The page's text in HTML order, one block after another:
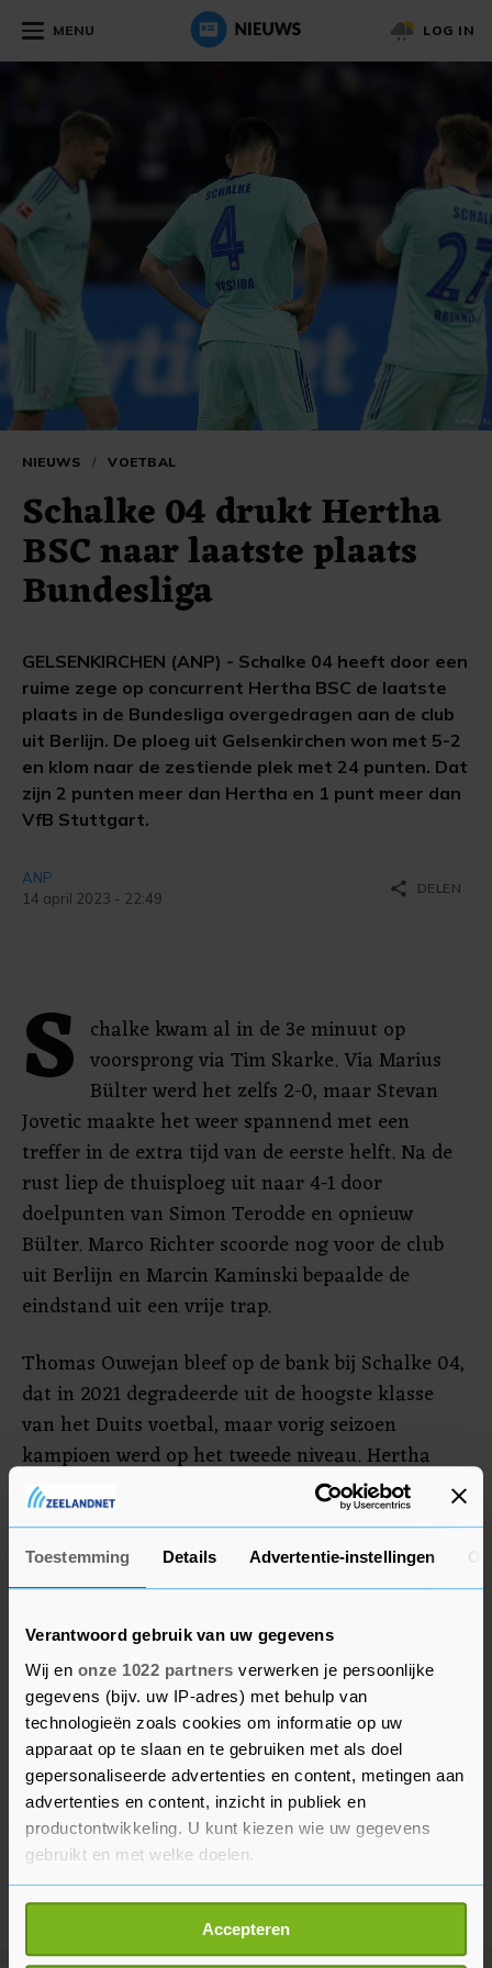
Toestemming Details Advertentie-instellingen
Verantwoord gebruik van uw gegevens
Wij en onze 1022 partners verwerken je persoonlijke
gegevens (bijv. uw IP-adres) met behulp van
technologieën zoals cookies om informatie op uw
apparaat op te slaan en te gebruiken met als doel
gepersonaliseerde advertenties en content, metingen aan
advertenties en content, inzicht in publiek en
productontwikkeling. U kunt kiezen wie uw gegevens
gebruikt en met welke doelen.
Als u het toestaat, willen we ook graag:
Informatie verzamelen over uw geografische
locatie, die tot een paar meter nauwkeurig kan zijn
Accepteren
MENU LOG IN
NIEUWS / VOETBAL
Schalke 04 drukt Hertha
BSC naar laatste plaats
Bundesliga
GELSENKIRCHEN (ANP) - Schalke 04 heeft door een
ruime zege op concurrent Hertha BSC de laatste
plaats in de Bundesliga overgedragen aan de club
uit Berlijn. De ploeg uit Gelsenkirchen won met 5-2
en klom naar de zestiende plek met 24 punten. Dat
zijn 2 punten meer dan Hertha en 1 punt meer dan
VfB Stuttgart.
ANP
14 april 2023 - 22:49
share DELEN
S chalke kwam al in de 3e minuut op
voorsprong via Tim Skarke. Via Marius
Bülter werd het zelfs 2-0, maar Stevan
Jovetic maakte het weer spannend met een
treffer in de extra tijd van de eerste helft. Na de
rust liep de thuisploeg uit naar 4-1 door
doelpunten van Simon Terodde en opnieuw
Bülter. Marco Richter scoorde nog voor de club
uit Berlijn en Marcin Kaminski bepaalde de
eindstand uit een vrije trap.
Thomas Ouwejan bleef op de bank bij Schalke 04,
dat in 2021 degradeerde uit de hoogste klasse
van het Duits voetbal, maar vorig seizoen
kampioen werd op het tweede niveau. Hertha
speelt sinds het seizoen 2013-2014 op het hoogste
niveau.